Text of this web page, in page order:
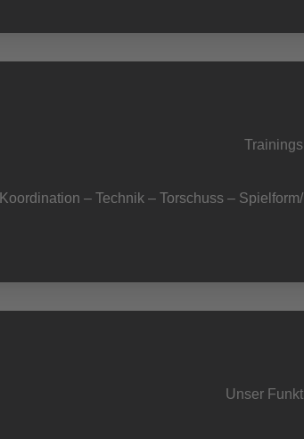
Koordination – Technik – Torschuss –
Unser